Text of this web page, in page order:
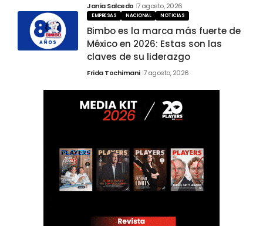
Jania Salcedo 7 agosto, 2026
EMPRESAS NACIONAL NOTICIAS
Bimbo es la marca más fuerte de
México en 2026: Estas son las
claves de su liderazgo
Frida Tochimani 7 agosto, 2026